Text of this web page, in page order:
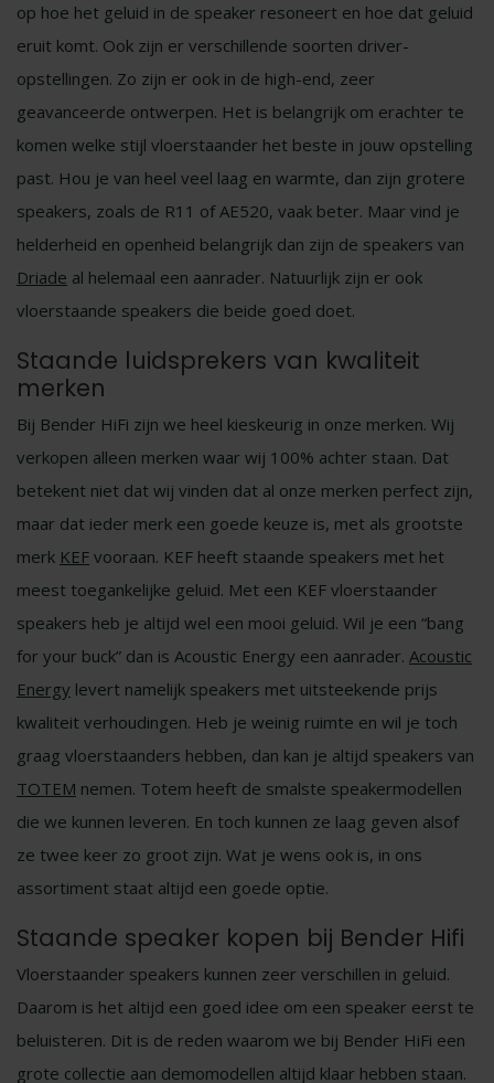
op hoe het geluid in de speaker resoneert en hoe dat geluid
eruit komt. Ook zijn er verschillende soorten driver-
opstellingen. Zo zijn er ook in de high-end, zeer
geavanceerde ontwerpen. Het is belangrijk om erachter te
komen welke stijl vloerstaander het beste in jouw opstelling
past. Hou je van heel veel laag en warmte, dan zijn grotere
speakers, zoals de R11 of AE520, vaak beter. Maar vind je
helderheid en openheid belangrijk dan zijn de speakers van
Driade al helemaal een aanrader. Natuurlijk zijn er ook
vloerstaande speakers die beide goed doet.
Staande luidsprekers van kwaliteit
merken
Bij Bender HiFi zijn we heel kieskeurig in onze merken. Wij
verkopen alleen merken waar wij 100% achter staan. Dat
betekent niet dat wij vinden dat al onze merken perfect zijn,
maar dat ieder merk een goede keuze is, met als grootste
merk KEF vooraan. KEF heeft staande speakers met het
meest toegankelijke geluid. Met een KEF vloerstaander
speakers heb je altijd wel een mooi geluid. Wil je een “bang
for your buck” dan is Acoustic Energy een aanrader. Acoustic
Energy levert namelijk speakers met uitsteekende prijs
kwaliteit verhoudingen. Heb je weinig ruimte en wil je toch
graag vloerstaanders hebben, dan kan je altijd speakers van
TOTEM nemen. Totem heeft de smalste speakermodellen
die we kunnen leveren. En toch kunnen ze laag geven alsof
ze twee keer zo groot zijn. Wat je wens ook is, in ons
assortiment staat altijd een goede optie.
Staande speaker kopen bij Bender Hifi
Vloerstaander speakers kunnen zeer verschillen in geluid.
Daarom is het altijd een goed idee om een speaker eerst te
beluisteren. Dit is de reden waarom we bij Bender HiFi een
grote collectie aan demomodellen altijd klaar hebben staan.